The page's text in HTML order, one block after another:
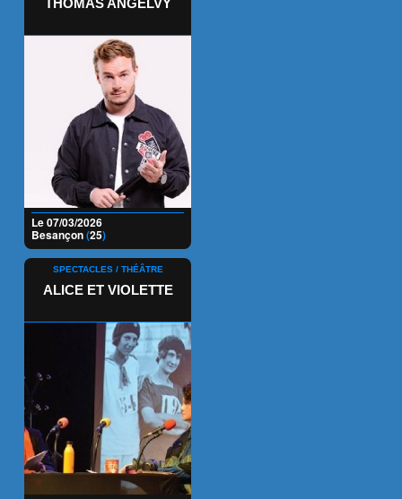
THOMAS ANGELVY
Le 07/03/2026
Besançon(25)
SPECTACLES / THÉÂTRE
ALICE ET VIOLETTE